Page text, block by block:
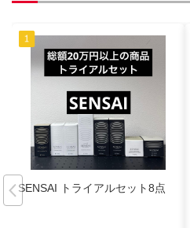
SENSAI トライアルセット8点